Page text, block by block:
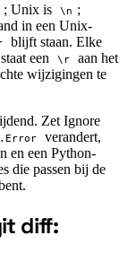
; Unix is \n ;
in een Unix-
blijft staan. Elke
een
\r
aan het
wijzigingen te
Zet Ignore
verandert,
en een Python-
die passen bij de
diff: